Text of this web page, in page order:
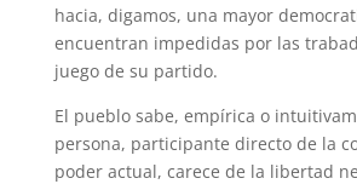
hacia, digamos, una mayor
encuentran impedidas por las
juego de su partido.
El pueblo sabe, empírica o
persona, participante directo de la
poder actual, carece de la libertad